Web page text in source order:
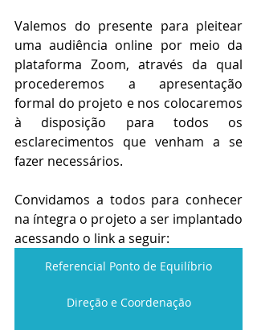
Valemos do presente para pleitear
uma audiência online por meio da
plataforma Zoom, através da qual
procederemos a apresentação
formal do projeto e nos colocaremos
à disposição para todos os
esclarecimentos que venham a se
fazer necessários.
Convidamos a todos para conhecer
na íntegra o projeto a ser implantado
acessando o link a seguir:
Referencial Ponto de Equilíbrio
Direção e Coordenação